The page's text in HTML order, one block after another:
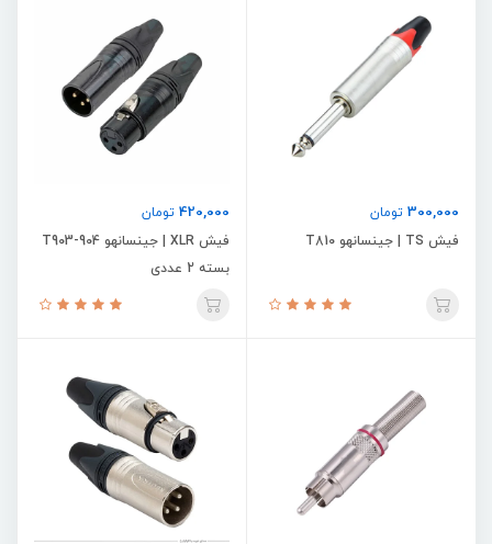
300,000 تومان
فیش TS | جینسانهو T810
420,000 تومان
فیش XLR | جینسانهو T903-904
بسته 2 عددی